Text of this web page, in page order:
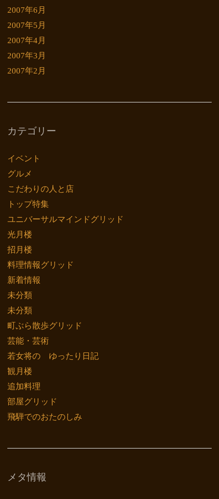
2007年6月
2007年5月
2007年4月
2007年3月
2007年2月
カテゴリー
イベント
グルメ
こだわりの人と店
トップ特集
ユニバーサルマインドグリッド
光月楼
招月楼
料理情報グリッド
新着情報
未分類
未分類
町ぶら散歩グリッド
芸能・芸術
若女将の ゆったり日記
観月楼
追加料理
部屋グリッド
飛騨でのおたのしみ
メタ情報